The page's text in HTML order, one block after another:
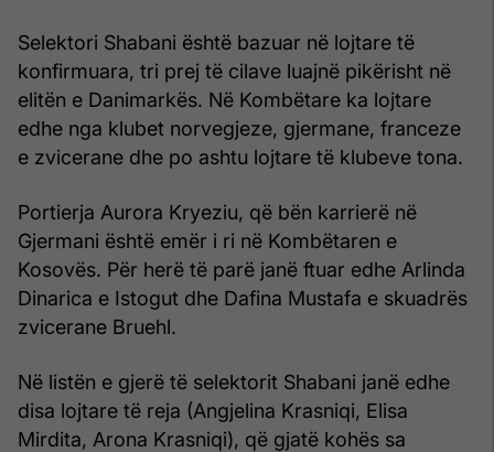
Selektori Shabani është bazuar në lojtare të
konfirmuara, tri prej të cilave luajnë pikërisht në
elitën e Danimarkës. Në Kombëtare ka lojtare
edhe nga klubet norvegjeze, gjermane, franceze
e zvicerane dhe po ashtu lojtare të klubeve tona.
Portierja Aurora Kryeziu, që bën karrierë në
Gjermani është emër i ri në Kombëtaren e
Kosovës. Për herë të parë janë ftuar edhe Arlinda
Dinarica e Istogut dhe Dafina Mustafa e skuadrës
zvicerane Bruehl.
Në listën e gjerë të selektorit Shabani janë edhe
disa lojtare të reja (Angjelina Krasniqi, Elisa
Mirdita, Arona Krasniqi), që gjatë kohës sa